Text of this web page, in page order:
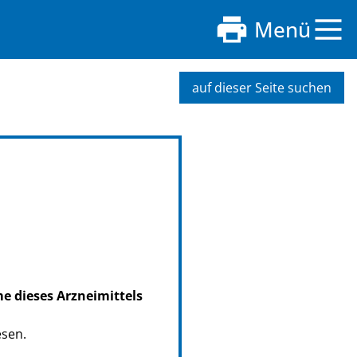
Menü
auf dieser Seite suchen
dieses Arzneimittels